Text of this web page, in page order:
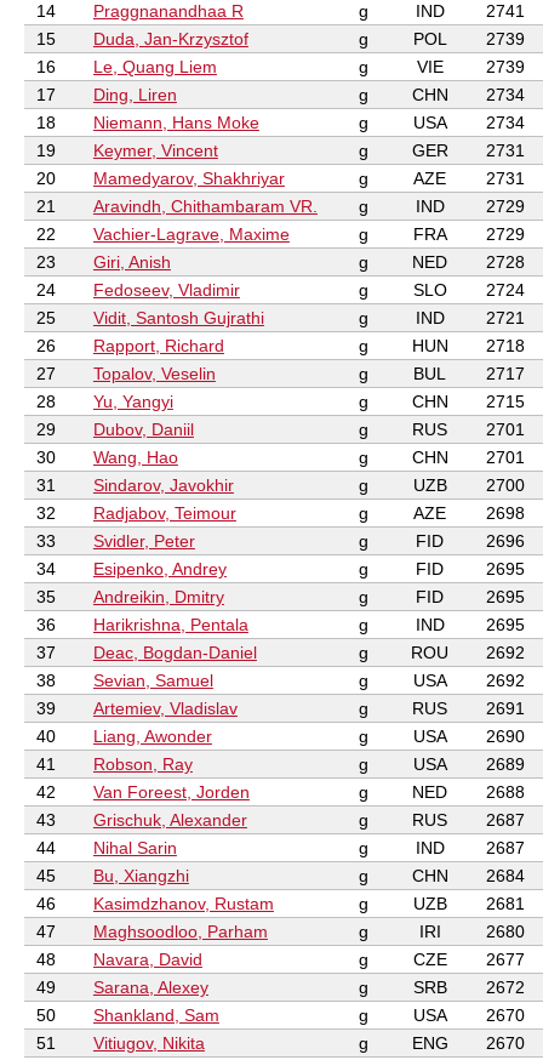
14
Praggnanandhaa R g IND
2741
15
Duda, Jan-Krzysztof g POL
2739
16
Le, Quang Liem g VIE
2739
17
Ding, Liren g CHN
2734
18
Niemann, Hans Moke g USA
2734
19
Keymer, Vincent g GER
2731
20
Mamedyarov, Shakhriyar g AZE
2731
21
Aravindh, Chithambaram VR. g IND
2729
22
Vachier-Lagrave, Maxime g FRA
2729
23
Giri, Anish g NED
2728
24
Fedoseev, Vladimir g SLO
2724
25
Vidit, Santosh Gujrathi g IND
2721
26
Rapport, Richard g HUN
2718
27
Topalov, Veselin g BUL
2717
28
Yu, Yangyi g CHN
2715
29
Dubov, Daniil g RUS
2701
30
Wang, Hao g CHN
2701
31
Sindarov, Javokhir g UZB
2700
32
Radjabov, Teimour g AZE
2698
33
Svidler, Peter g FID
2696
34
Esipenko, Andrey g FID
2695
35
Andreikin, Dmitry g FID
2695
36
Harikrishna, Pentala g IND
2695
37
Deac, Bogdan-Daniel g ROU
2692
38
Sevian, Samuel g USA
2692
39
Artemiev, Vladislav g RUS
2691
40
Liang, Awonder g USA
2690
41
Robson, Ray g USA
2689
42
Van Foreest, Jorden g NED
2688
43
Grischuk, Alexander g RUS
2687
44
Nihal Sarin g IND
2687
45
Bu, Xiangzhi g CHN
2684
46
Kasimdzhanov, Rustam g UZB
2681
47
Maghsoodloo, Parham g IRI
2680
48
Navara, David g CZE
2677
49
Sarana, Alexey g SRB
2672
50
Shankland, Sam g USA
2670
51
Vitiugov, Nikita g ENG
2670